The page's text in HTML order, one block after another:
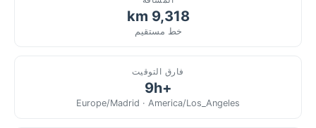
9,318 km
خط مستقيم
فارق التوقيت
+9h
Europe/Madrid · America/Los_Angeles